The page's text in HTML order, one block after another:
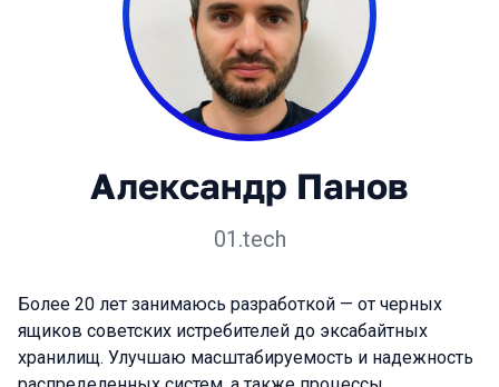
Александр Панов
01.tech
Более 20 лет занимаюсь разработкой — от черных
ящиков советских истребителей до эксабайтных
хранилищ. Улучшаю масштабируемость и надежность